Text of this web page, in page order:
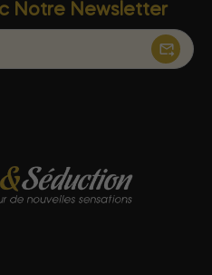
Notre Newsletter